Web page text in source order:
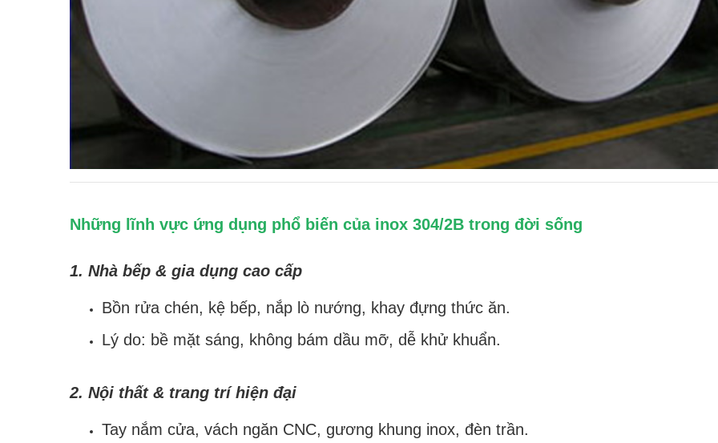
Những lĩnh vực ứng dụng phổ biến của inox 304/2B trong đời sống
1. Nhà bếp & gia dụng cao cấp
Bồn rửa chén, kệ bếp, nắp lò nướng, khay đựng thức ăn.
Lý do: bề mặt sáng, không bám dầu mỡ, dễ khử khuẩn.
2. Nội thất & trang trí hiện đại
Tay nắm cửa, vách ngăn CNC, gương khung inox, đèn trần.